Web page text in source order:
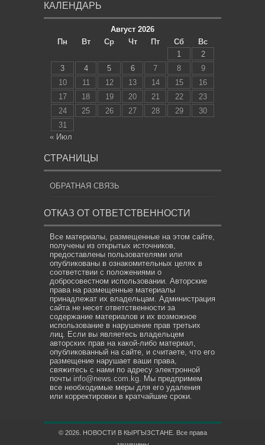
КАЛЕНДАРЬ
Август 2026
Пн
Вт Ср Чт Пт Сб
Вс
1
2
3
4 5 6 7 8
9
10
11 12 13 14 15
16
17
18 19 20 21 22
23
24
25 26 27 28 29
30
31
« Июл
СТРАНИЦЫ
ОБРАТНАЯ СВЯЗЬ
ОТКАЗ ОТ ОТВЕТСТВЕННОСТИ
Все материалы, размещенные на этом сайте,
получены из открытых источников,
предоставлены пользователями или
опубликованы в ознакомительных целях в
соответствии с положениями о
добросовестном использовании. Авторские
права на размещенные материалы
принадлежат их владельцам. Администрация
сайта не несет ответственности за
содержание материалов и их возможное
использование в нарушение прав третьих
лиц. Если вы являетесь владельцем
авторских прав на какой-либо материал,
опубликованный на сайте, и считаете, что его
размещение нарушает ваши права,
свяжитесь с нами по адресу электронной
почты info@news.com.kg. Мы предпримем
все необходимые меры для его удаления
или корректировки в кратчайшие сроки.
© 2026. НОВОСТИ В КЫРГЫЗСТАНЕ. Все права